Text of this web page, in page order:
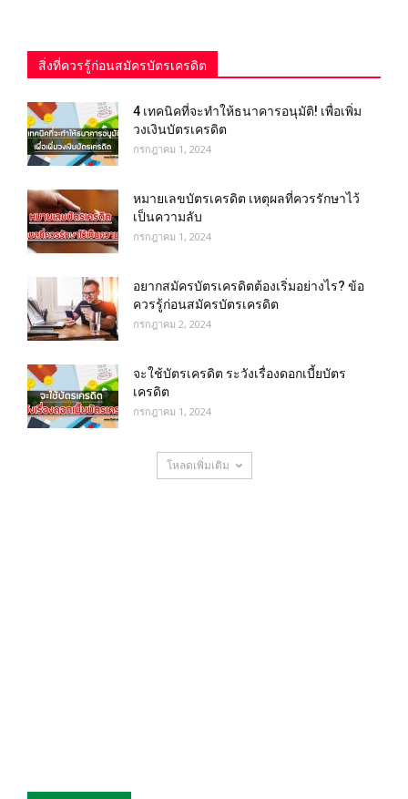
สิ่งที่ควรรู้ก่อนสมัครบัตรเครดิต
4 เทคนิคที่จะทำให้ธนาคารอนุมัติ! เพื่อเพิ่ม
วงเงินบัตรเครดิต
กรกฎาคม 1, 2024
หมายเลขบัตรเครดิต เหตุผลที่ควรรักษาไว้
เป็นความลับ
กรกฎาคม 1, 2024
อยากสมัครบัตรเครดิตต้องเริ่มอย่างไร? ข้อ
ควรรู้ก่อนสมัครบัตรเครดิต
กรกฎาคม 2, 2024
จะใช้บัตรเครดิต ระวังเรื่องดอกเบี้ยบัตร
เครดิต
กรกฎาคม 1, 2024
โหลดเพิ่มเติม